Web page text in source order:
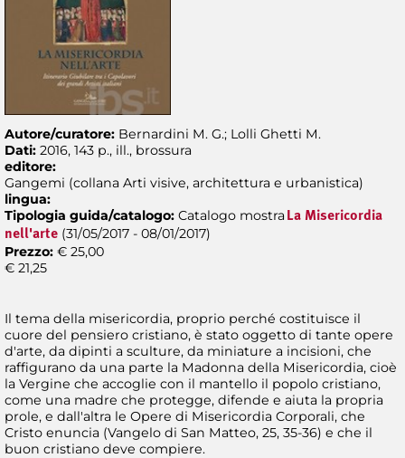
Autore/curatore: Bernardini M. G.; Lolli Ghetti M.
Dati: 2016, 143 p., ill., brossura
editore:
Gangemi (collana Arti visive, architettura e urbanistica)
lingua:
Tipologia guida/catalogo: Catalogo mostra La Misericordia
nell'arte (31/05/2017 - 08/01/2017)
Prezzo: € 25,00
€ 21,25
Il tema della misericordia, proprio perché costituisce il
cuore del pensiero cristiano, è stato oggetto di tante opere
d'arte, da dipinti a sculture, da miniature a incisioni, che
raffigurano da una parte la Madonna della Misericordia, cioè
la Vergine che accoglie con il mantello il popolo cristiano,
come una madre che protegge, difende e aiuta la propria
prole, e dall'altra le Opere di Misericordia Corporali, che
Cristo enuncia (Vangelo di San Matteo, 25, 35-36) e che il
buon cristiano deve compiere.